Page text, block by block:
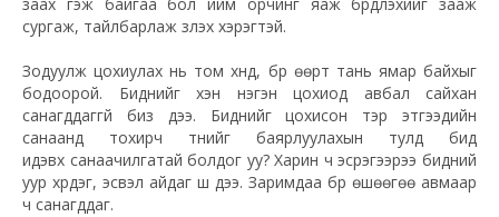
сургаж, тайлбарлаж үзүүлэх хэрэгтэй.
Зодуулж цохиулах нь том хүнд, бүр өөрт тань ямар байхыг
бодоорой. Биднийг хэн нэгэн цохиод авбал сайхан
санагддаггүй биз дээ. Биднийгцохисон тэр этгээдийн
санаанд тохирч түүнийг баярлуулахын тулд бид
идэвх санаачилгатай болдог уу? Харин ч эсрэгээрээ бидний
уур хүрдэг, эсвэл айдаг шүү дээ. Заримдаа бүр өшөөгөө авмаар
ч санагддаг.